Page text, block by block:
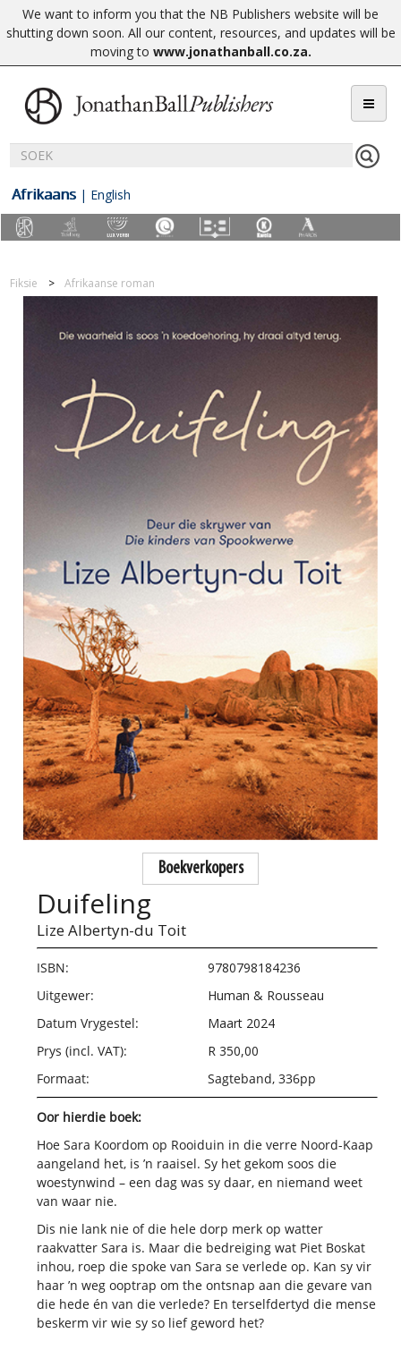
We want to inform you that the NB Publishers website will be
shutting down soon. All our content, resources, and updates will be
moving to www.jonathanball.co.za.
Afrikaans | English
Fiksie Afrikaanse roman
Boekverkopers
Duifeling
Lize Albertyn-du Toit
ISBN:
9780798184236
Uitgewer:
Human & Rousseau
Datum Vrygestel:
Maart 2024
Prys (incl. VAT):
R 350,00
Formaat:
Sagteband, 336pp
Oor hierdie boek:
Hoe Sara Koordom op Rooiduin in die verre Noord-Kaap
aangeland het, is ’n raaisel. Sy het gekom soos die
woestynwind – een dag was sy daar, en niemand weet
van waar nie.
Dis nie lank nie of die hele dorp merk op watter
raakvatter Sara is. Maar die bedreiging wat Piet Boskat
inhou, roep die spoke van Sara se verlede op. Kan sy vir
haar ’n weg ooptrap om the ontsnap aan die gevare van
die hede én van die verlede? En terselfdertyd die mense
beskerm vir wie sy so lief geword het?